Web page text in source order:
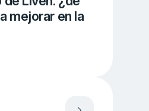
mejorar en la